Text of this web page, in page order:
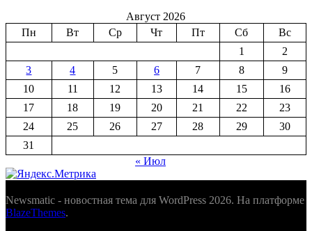
Август 2026
Пн
Вт Ср Чт Пт Сб
Вс
1
2
3
4 5 6 7 8
9
10
11 12 13 14 15
16
17
18 19 20 21 22
23
24
25 26 27 28 29
30
31
« Июл
Newsmatic - новостная тема для WordPress 2026. На платформе
BlazeThemes.